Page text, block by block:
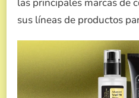
sus líneas de productos